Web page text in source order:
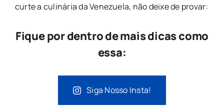
curte a culinária da Venezuela, não deixe de provar:
Fique por dentro de mais dicas como
essa:
Siga Nosso Insta!